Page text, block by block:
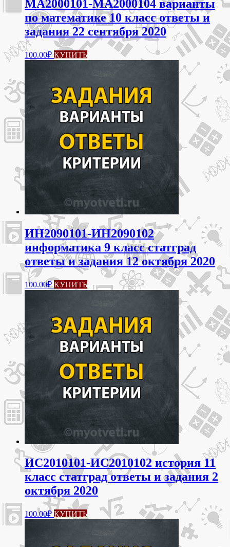
МА2000101-МА2000104 варианты
по математике 10 класс ответы и
задания 22 сентября 2020
100.00₽ КУПИТЬ
ИН2090101-ИН2090102
информатика 9 класс статград
ответы и задания 12 октября 2020
100.00₽ КУПИТЬ
ИС2010101-ИС2010102 история 11
класс статград ответы и задания 2
октября 2020
100.00₽ КУПИТЬ